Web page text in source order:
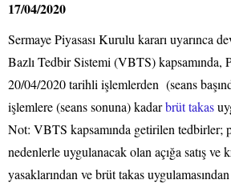
17/04/2020
Sermaye Piyasası Kurulu kararı uyarınca
Bazlı Tedbir Sistemi (VBTS) kapsamında,
20/04/2020 tarihli işlemlerden (seans
işlemlere (seans sonuna) kadarbrüt takas
Not: VBTS kapsamında getirilen tedbirler;
nedenlerle uygulanacak olan açığa satış ve
yasaklarından ve brüt takas